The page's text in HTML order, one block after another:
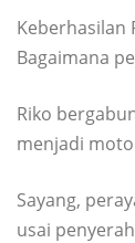
Keberhasilan
Bagaimana
Riko
menjadi
Sayang,
usai